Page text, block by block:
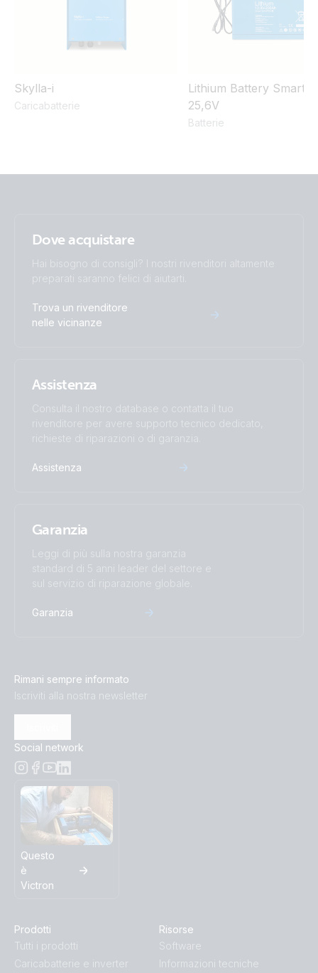
Skylla-i
Caricabatterie
Lithium Battery Smart
25,6V
Batterie
Dove acquistare
Hai bisogno di consigli? I nostri rivenditori altamente
preparati saranno felici di aiutarti.
Trova un rivenditore
nelle vicinanze
Assistenza
Consulta il nostro database o contatta il tuo
rivenditore per avere supporto tecnico dedicato,
richieste di riparazioni o di garanzia.
Assistenza
Garanzia
Leggi di più sulla nostra garanzia
standard di 5 anni leader del settore e
sul servizio di riparazione globale.
Garanzia
Rimani sempre informato
Iscriviti alla nostra newsletter
Social network
Questo
è
Victron
Prodotti
Tutti i prodotti
Caricabatterie e inverter
Risorse
Software
Informazioni tecniche